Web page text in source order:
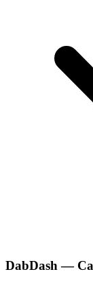
DabDash —